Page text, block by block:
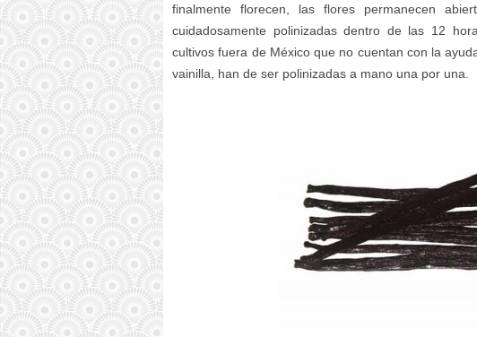
finalmente florecen, las flores permanecen
cuidadosamente polinizadas dentro de las 12
cultivos fuera de México que no cuentan con la
vainilla, han de ser polinizadas a mano una por una.